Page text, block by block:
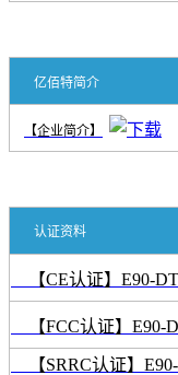
亿佰特简介
【企业简介】
认证资料
【CE认证】E90-
【FCC认证】E90-
【SRRC认证】